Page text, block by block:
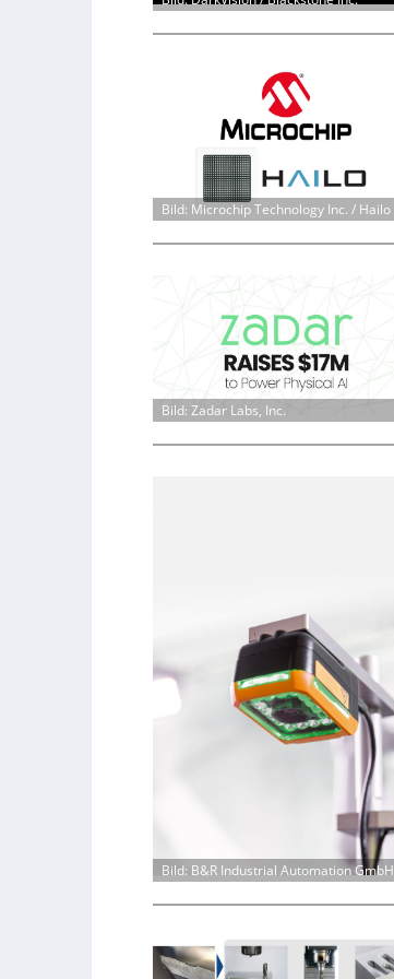
Bild: Microchip Technology Inc. / Hailo
Bild: Zadar Labs, Inc.
Bild: B&R Industrial Automation GmbH